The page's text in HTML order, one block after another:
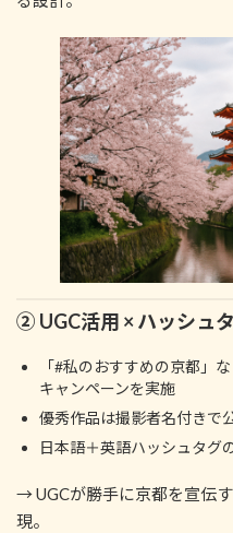
② UGC活用 × ハッシュ
「#私のおすすめの京都」
キャンペーンを実施
優秀作品は撮影者名付きで
日本語＋英語ハッシュタグ
→ UGCが勝手に京都を宣伝
現。